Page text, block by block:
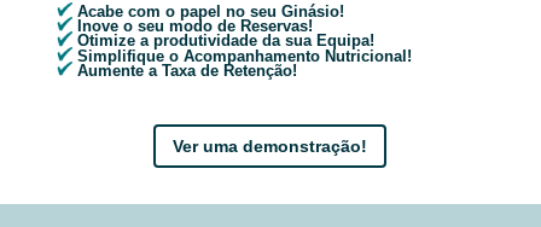
Acabe com o papel no seu Ginásio!
Inove o seu modo de Reservas!
Otimize a produtividade da sua Equipa!
Simplifique o Acompanhamento Nutricional!
Aumente a Taxa de Retenção!
Ver uma demonstração!